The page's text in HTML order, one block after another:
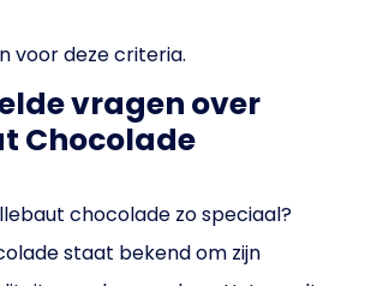
voor deze criteria.
vragen over
Chocolade
chocolade zo speciaal?
staat bekend om zijn